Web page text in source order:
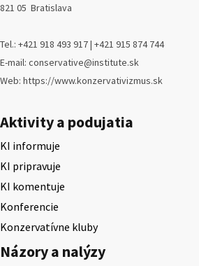
821 05 Bratislava
Tel.: +421 918 493 917 | +421 915 874 744
E-mail: conservative@institute.sk
Web: https://www.konzervativizmus.sk
Aktivity a podujatia
KI informuje
KI pripravuje
KI komentuje
Konferencie
Konzervatívne kluby
Názory a nalýzy